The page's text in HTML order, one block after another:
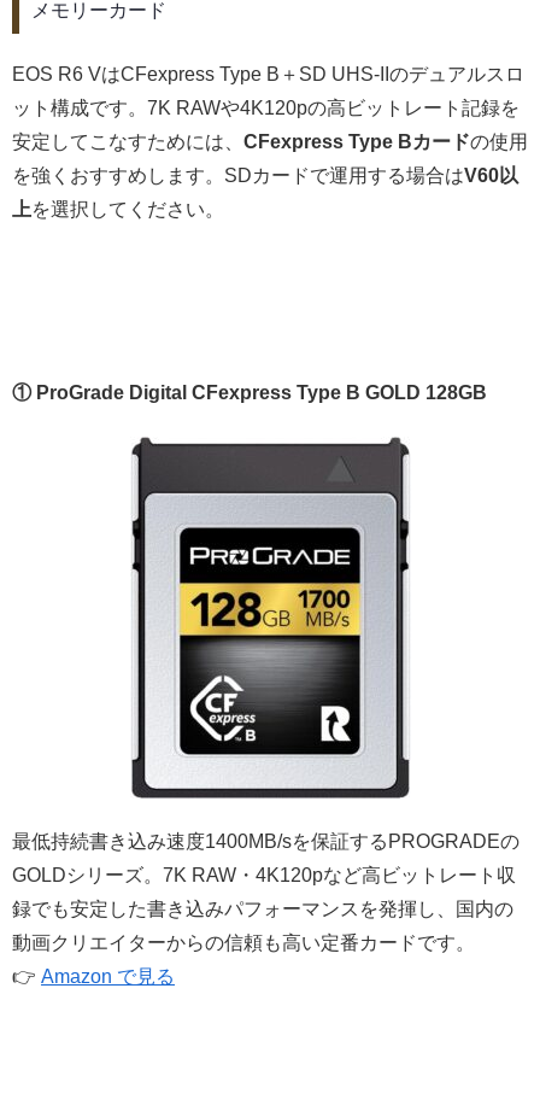
メモリーカード
EOS R6 VはCFexpress Type B＋SD UHS-IIのデュアルスロ
ット構成です。7K RAWや4K120pの高ビットレート記録を
安定してこなすためには、 CFexpress Type Bカードの使用
を強くおすすめします。SDカードで運用する場合はV60以
上を選択してください。
① ProGrade Digital CFexpress Type B GOLD 128GB
最低持続書き込み速度1400MB/sを保証するPROGRADEの
GOLDシリーズ。7K RAW・4K120pなど高ビットレート収
録でも安定した書き込みパフォーマンスを発揮し、国内の
動画クリエイターからの信頼も高い定番カードです。
👉 Amazon で見る